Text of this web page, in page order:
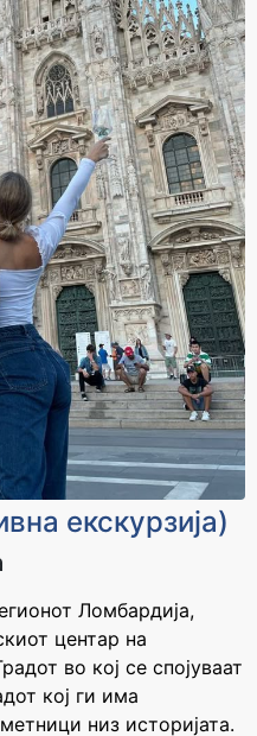
екскурзија)
Ломбардија,
центар на
во кој се спојуваат
кој ги има
низ историјата.